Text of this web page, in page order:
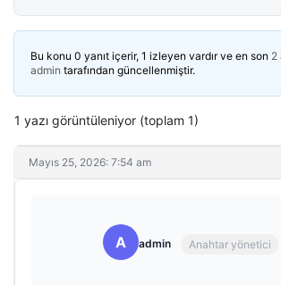
Bu konu 0 yanıt içerir, 1 izleyen vardır ve en son 2
admin tarafından güncellenmiştir.
1 yazı görüntüleniyor (toplam 1)
Mayıs 25, 2026: 7:54 am
A admin Anahtar yönetici